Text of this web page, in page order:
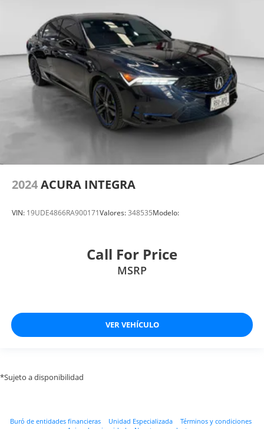
2024ACURA INTEGRA
VIN: 19UDE4866RA900171Valores:348535Modelo:
Call For Price
MSRP
VER VEHÍCULO
*Sujeto a disponibilidad
Buró de entidades financieras Unidad Especializada
Términos y condiciones